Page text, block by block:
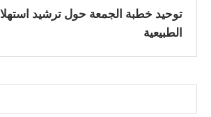
توحيد خطبة الجمعة حول ترشيد
الطبيعية